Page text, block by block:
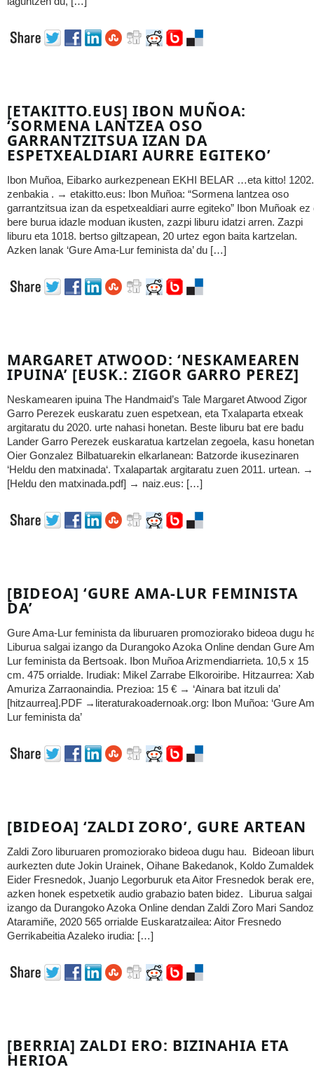
[ETAKITTO.EUS] IBON MUÑOA:
‘SORMENA LANTZEA OSO
GARRANTZITSUA IZAN DA
ESPETXEALDIARI AURRE EGITEKO’
Ibon Muñoa, Eibarko aurkezpenean EKHI BELAR …eta kitto! 1202.
zenbakia . → etakitto.eus: Ibon Muñoa: “Sormena lantzea oso
garrantzitsua izan da espetxealdiari aurre egiteko” Ibon Muñoak ez
bere burua idazle moduan ikusten, zazpi liburu idatzi arren. Zazpi
liburu eta 1018. bertso giltzapean, 20 urtez egon baita kartzelan.
Azken lanak ‘Gure Ama-Lur feminista da’ du […]
MARGARET ATWOOD: ‘NESKAMEAREN
IPUINA’ [EUSK.: ZIGOR GARRO PEREZ]
Neskamearen ipuina The Handmaid’s Tale Margaret Atwood Zigor
Garro Perezek euskaratu zuen espetxean, eta Txalaparta etxeak
argitaratu du 2020. urte nahasi honetan. Beste liburu bat ere badu
Lander Garro Perezek euskaratua kartzelan zegoela, kasu honetan
Oier Gonzalez Bilbatuarekin elkarlanean: Batzorde ikusezinaren
‘Heldu den matxinada‘. Txalapartak argitaratu zuen 2011. urtean. →
[Heldu den matxinada.pdf] → naiz.eus: […]
[BIDEOA] ‘GURE AMA-LUR FEMINISTA
DA’
Gure Ama-Lur feminista da liburuaren promoziorako bideoa dugu
Liburua salgai izango da Durangoko Azoka Online dendan Gure
Lur feminista da Bertsoak. Ibon Muñoa Arizmendiarrieta. 10,5 x 15
cm. 475 orrialde. Irudiak: Mikel Zarrabe Elkoroiribe. Hitzaurrea:
Amuriza Zarraonaindia. Prezioa: 15 € → ‘Ainara bat itzuli da’
[hitzaurrea].PDF →literaturakoadernoak.org: Ibon Muñoa: ‘Gure
Lur feminista da’
[BIDEOA] ‘ZALDI ZORO’, GURE ARTEAN
Zaldi Zoro liburuaren promoziorako bideoa dugu hau. Bideoan
aurkezten dute Jokin Urainek, Oihane Bakedanok, Koldo
Eider Fresnedok, Juanjo Legorburuk eta Aitor Fresnedok berak ere,
azken honek espetxetik audio grabazio baten bidez. Liburua salgai
izango da Durangoko Azoka Online dendan Zaldi Zoro Mari Sandoz
Ataramiñe, 2020 565 orrialde Euskaratzailea: Aitor Fresnedo
Gerrikabeitia Azaleko irudia: […]
[BERRIA] ZALDI ERO: BIZINAHIA ETA
HERIOA